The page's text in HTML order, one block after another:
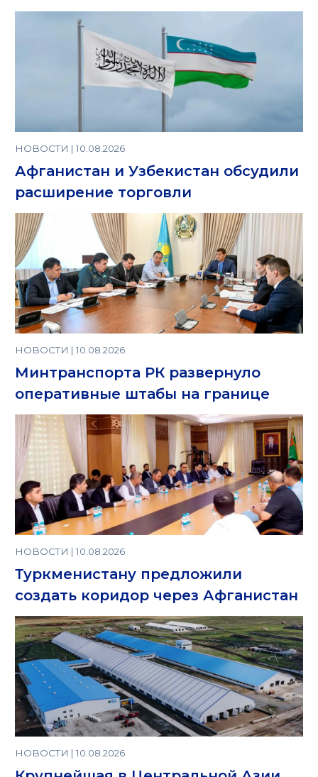
НОВОСТИ | 10.08.2026
Афганистан и Узбекистан обсудили
расширение торговли
НОВОСТИ | 10.08.2026
Минтранспорта РК развернуло
оперативные штабы на границе
НОВОСТИ | 10.08.2026
Туркменистану предложили
создать коридор через Афганистан
НОВОСТИ | 10.08.2026